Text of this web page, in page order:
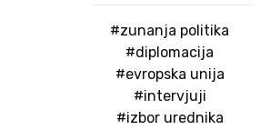
#zunanja politika
#diplomacija
#evropska unija
#intervjuji
#izbor urednika